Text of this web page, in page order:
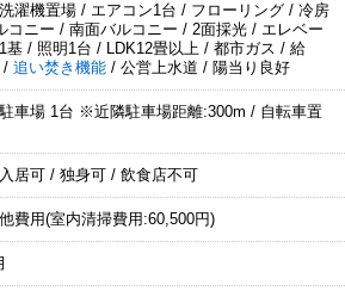
濯機置場 / エアコン1台 / フローリング / 冷房
コニー / 南面バルコニー / 2面採光 / エレベー
基 / 照明1台 / LDK12畳以上 / 都市ガス / 給
追い焚き機能 / 公営上水道 / 陽当り良好
車場 1台 ※近隣駐車場距離:300m / 自転車置
居可 / 独身可 / 飲食店不可
費用(室内清掃費用:60,500円)